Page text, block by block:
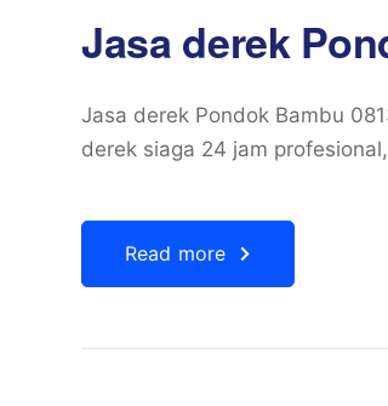
Jasa derek
Jasa derek Pondok Bambu
derek siaga 24 jam
Read more